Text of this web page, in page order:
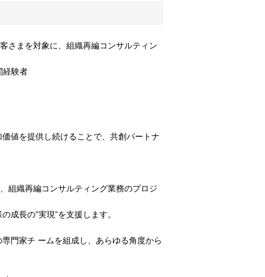
さまを対象に、組織再編コンサルティン
経験者
値を提供し続けることで、共創パートナ
組織再編コンサルティング業務のプロジ
成長の”実現”を支援します。
門家チ ームを組成し、あらゆる角度から